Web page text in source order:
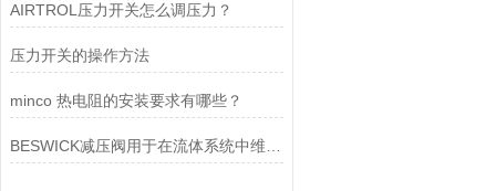
AIRTROL压力开关怎么调压力？
压力开关的操作方法
minco 热电阻的安装要求有哪些？